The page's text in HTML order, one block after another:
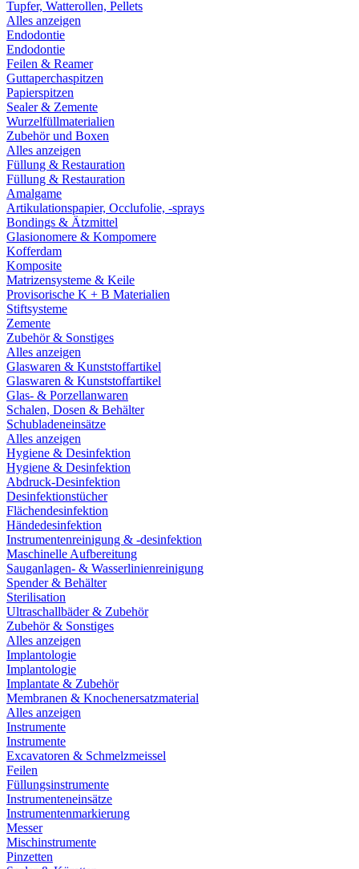
Tupfer, Watterollen, Pellets
Alles anzeigen
Endodontie
Endodontie
Feilen & Reamer
Guttaperchaspitzen
Papierspitzen
Sealer & Zemente
Wurzelfüllmaterialien
Zubehör und Boxen
Alles anzeigen
Füllung & Restauration
Füllung & Restauration
Amalgame
Artikulationspapier, Occlufolie, -sprays
Bondings & Ätzmittel
Glasionomere & Kompomere
Kofferdam
Komposite
Matrizensysteme & Keile
Provisorische K + B Materialien
Stiftsysteme
Zemente
Zubehör & Sonstiges
Alles anzeigen
Glaswaren & Kunststoffartikel
Glaswaren & Kunststoffartikel
Glas- & Porzellanwaren
Schalen, Dosen & Behälter
Schubladeneinsätze
Alles anzeigen
Hygiene & Desinfektion
Hygiene & Desinfektion
Abdruck-Desinfektion
Desinfektionstücher
Flächendesinfektion
Händedesinfektion
Instrumentenreinigung & -desinfektion
Maschinelle Aufbereitung
Sauganlagen- & Wasserlinienreinigung
Spender & Behälter
Sterilisation
Ultraschallbäder & Zubehör
Zubehör & Sonstiges
Alles anzeigen
Implantologie
Implantologie
Implantate & Zubehör
Membranen & Knochenersatzmaterial
Alles anzeigen
Instrumente
Instrumente
Excavatoren & Schmelzmeissel
Feilen
Füllungsinstrumente
Instrumenteneinsätze
Instrumentenmarkierung
Messer
Mischinstrumente
Pinzetten